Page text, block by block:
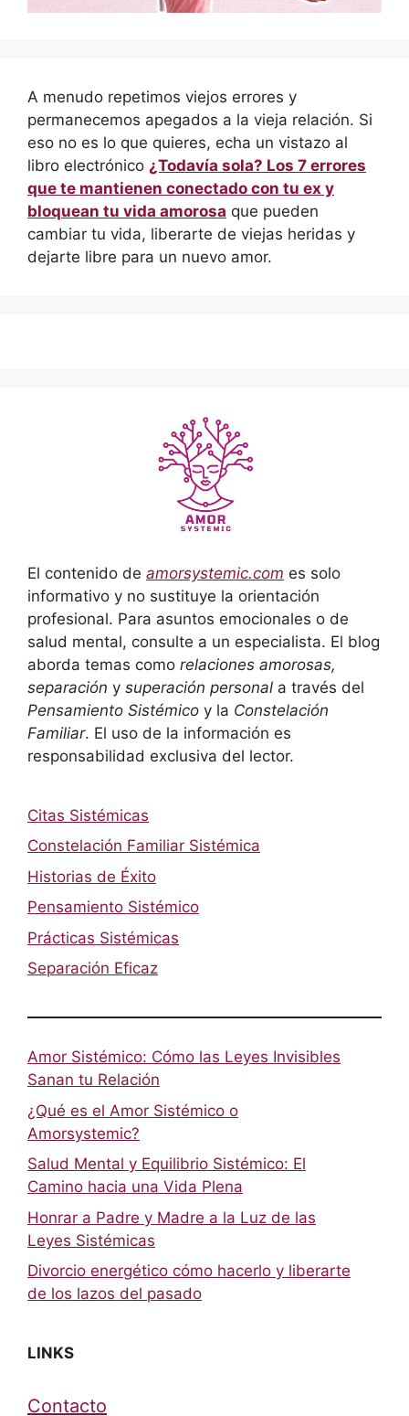
A menudo repetimos viejos errores y
permanecemos apegados a la vieja relación. Si
eso no es lo que quieres, echa un vistazo al
libro electrónico ¿Todavía sola? Los 7 errores
que te mantienen conectado con tu ex y
bloquean tu vida amorosa que pueden
cambiar tu vida, liberarte de viejas heridas y
dejarte libre para un nuevo amor.
El contenido de amorsystemic.com es solo
informativo y no sustituye la orientación
profesional. Para asuntos emocionales o de
salud mental, consulte a un especialista. El blog
aborda temas como relaciones amorosas,
separación y superación personal a través del
Pensamiento Sistémico y la Constelación
Familiar. El uso de la información es
responsabilidad exclusiva del lector.
Citas Sistémicas
Constelación Familiar Sistémica
Historias de Éxito
Pensamiento Sistémico
Prácticas Sistémicas
Separación Eficaz
Amor Sistémico: Cómo las Leyes Invisibles
Sanan tu Relación
¿Qué es el Amor Sistémico o
Amorsystemic?
Salud Mental y Equilibrio Sistémico: El
Camino hacia una Vida Plena
Honrar a Padre y Madre a la Luz de las
Leyes Sistémicas
Divorcio energético cómo hacerlo y liberarte
de los lazos del pasado
LINKS
Contacto